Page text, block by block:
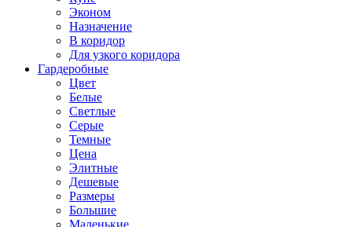
Эконом
Назначение
В коридор
Для узкого коридора
Гардеробные
Цвет
Белые
Светлые
Серые
Темные
Цена
Элитные
Дешевые
Размеры
Большие
Маленькие